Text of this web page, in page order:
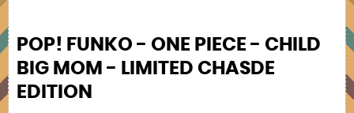
POP! FUNKO - ONE PIECE - CHILD
BIG MOM - LIMITED CHASDE
EDITION